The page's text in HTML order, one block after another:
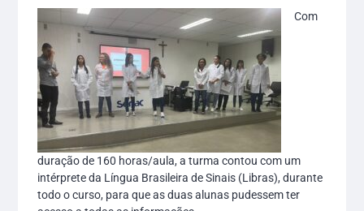
Com
duração de 160 horas/aula, a turma contou com um
intérprete da Língua Brasileira de Sinais (Libras), durante
todo o curso, para que as duas alunas pudessem ter